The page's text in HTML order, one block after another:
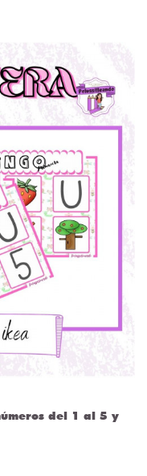
del 1 al 5 y